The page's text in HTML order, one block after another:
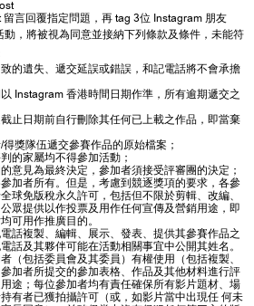
言回覆指定問題，再 tag 3位 Instagram 朋友
，將被視為同意並接納下列條款及條件，未能符
的遺失、遞交延誤或錯誤，和記電話將不會承擔
Instagram 香港時間日期作準，所有逾期遞交之
止日期前自行刪除其任何已上載之作品，即當棄
獎隊伍遞交參賽作品的原始檔案；
的家屬均不得參加活動；
意見為最終決定，參加者須接受評審團的決定；
加者所有。但是，考慮到競逐獎項的要求，各參
球免版稅永久許可，包括但不限於剪輯、改編、
眾提供以作投票及用作任何宣傳及營銷用途，即
可用作推廣目的。
話複製、編輯、展示、發表、提供其參賽作品之
話及其夥伴可能在活動相關事宜中公開其姓名。
（包括委員會及其委員）有權使用（包括複製、
加者所提交的參加表格、作品及其他材料進行評
途；每位參加者均有責任確保所有影片題材、場
有者已獲拍攝許可（或，如影片當中出現任 何未